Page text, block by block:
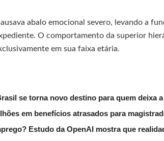
abalo emocional severo, levando a
O comportamento da superior
em sua faixa etária.
se torna novo destino para quem deixa
em benefícios atrasados para
Estudo da OpenAI mostra que